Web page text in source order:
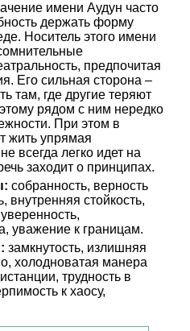
имени Аудун часто
держать форму
Носитель этого имени
предпочитая
Его сильная сторона –
там, где другие теряют
рядом с ним нередко
При этом в
жить упрямая
всегда легко идет на
заходит о принципах.
собранность, верность
внутренняя стойкость,
уважение к границам.
замкнутость, излишняя
холодноватая манера
трудность в
к хаосу,